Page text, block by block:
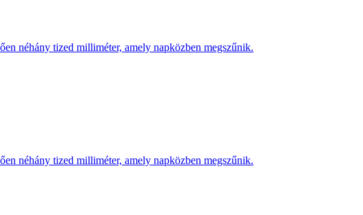
néhány tized milliméter, amely napközben megszűnik.
néhány tized milliméter, amely napközben megszűnik.